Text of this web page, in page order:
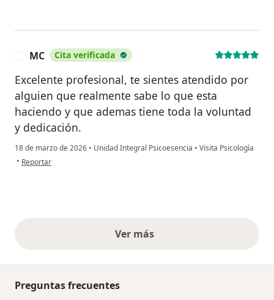
MC Cita verificada
Excelente profesional, te sientes atendido por
alguien que realmente sabe lo que esta
haciendo y que ademas tiene toda la voluntad
y dedicación.
18 de marzo de 2026 • Unidad Integral Psicoesencia • Visita Psicología
• en opinión del usuario MC
Reportar
Ver másopiniones anteriores
Preguntas frecuentes